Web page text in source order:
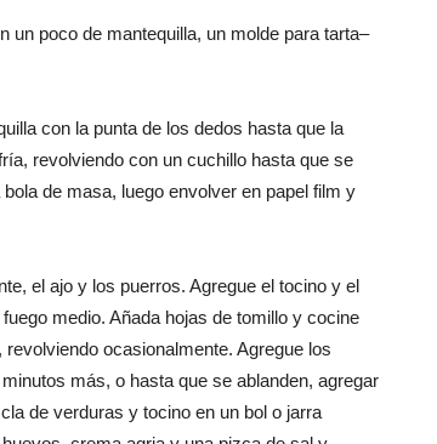
un poco de mantequilla, un molde para tarta–
con la punta de los dedos hasta que la
, revolviendo con un cuchillo hasta que se
bola de masa, luego envolver en papel film y
, el ajo y los puerros. Agregue el tocino y el
fuego medio. Añada hojas de tomillo y cocine
, revolviendo ocasionalmente. Agregue los
minutos más, o hasta que se ablanden, agregar
de verduras y tocino en un bol o jarra